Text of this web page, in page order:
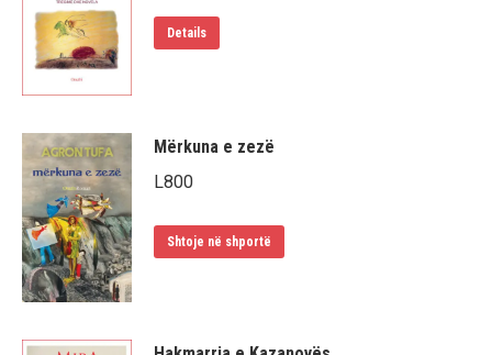
Details
Mërkuna e zezë
L800
Shtoje në shportë